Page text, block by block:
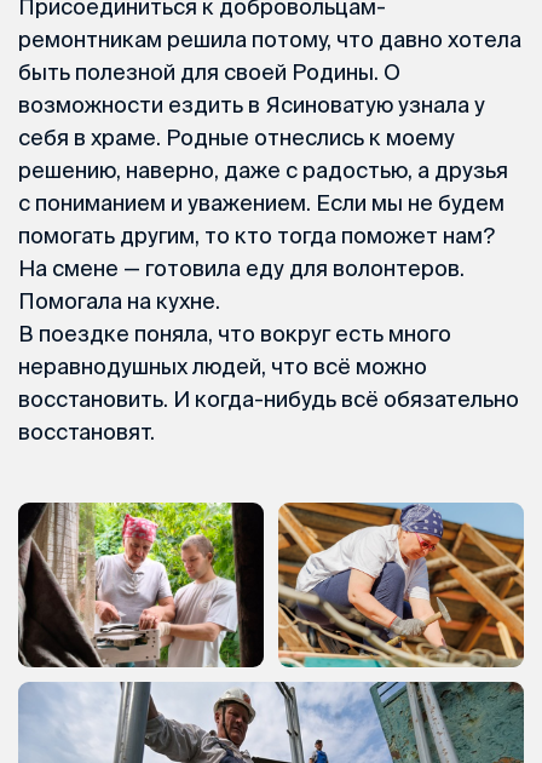
Присоединиться к добровольцам-
ремонтникам решила потому, что давно хотела
быть полезной для своей Родины. О
возможности ездить в Ясиноватую узнала у
себя в храме. Родные отнеслись к моему
решению, наверно, даже с радостью, а друзья
с пониманием и уважением. Если мы не будем
помогать другим, то кто тогда поможет нам?
На смене — готовила еду для волонтеров.
Помогала на кухне.
В поездке поняла, что вокруг есть много
неравнодушных людей, что всё можно
восстановить. И когда-нибудь всё обязательно
восстановят.